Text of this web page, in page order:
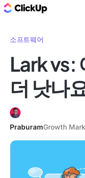
소프트웨어
Lark vs:
더 낫나
PraburamGrowth